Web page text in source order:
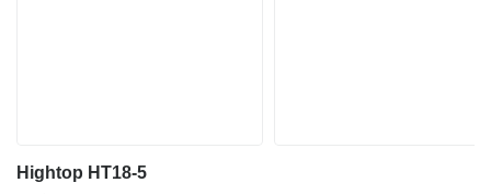
Hightop HT18-5